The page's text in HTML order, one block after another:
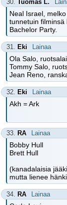
30. Tuomas L.
Neal Israel,
tunnetuin filminsä
Bachelor Party.
31. Eki Lainaa
Ola Salo,
Tommy Salo,
Jean Reno,
32. Eki Lainaa
Akh = Ark
33. RA Lainaa
Bobby Hull
Brett Hull
(kanadalaisia
mutta lienee
34. RA Lainaa